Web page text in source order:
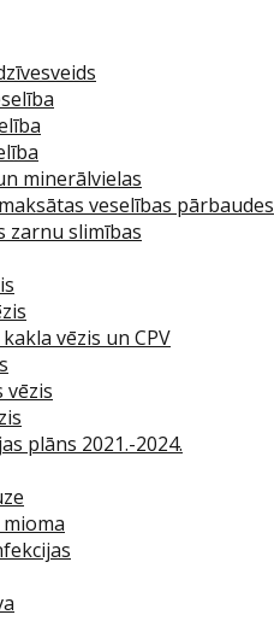
minerālvielas
veselības pārbaudes
zarnu slimības
vēzis un CPV
vēzis
plāns 2021.-2024.